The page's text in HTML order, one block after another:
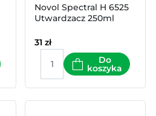
Novol Spectral H 6525
Utwardzacz 250ml
31 zł
Do
koszyka